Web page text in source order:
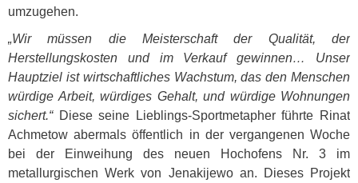
umzugehen.
„Wir müssen die Meisterschaft der Qualität, der
Herstellungskosten und im Verkauf gewinnen… Unser
Hauptziel ist wirtschaftliches Wachstum, das den Menschen
würdige Arbeit, würdiges Gehalt, und würdige Wohnungen
sichert.“Diese seine Lieblings-Sportmetapher führte Rinat
Achmetow abermals öffentlich in der vergangenen Woche
bei der Einweihung des neuen Hochofens Nr. 3 im
metallurgischen Werk von Jenakijewo an. Dieses Projekt